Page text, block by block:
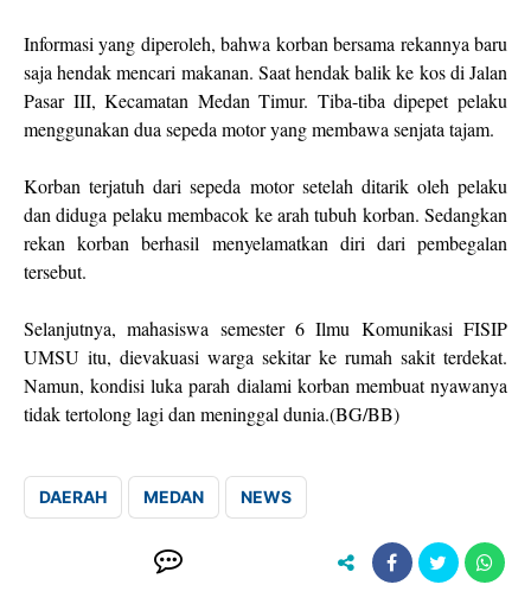
Informasi yang diperoleh, bahwa korban bersama rekannya baru
saja hendak mencari makanan. Saat hendak balik ke kos di Jalan
Pasar III, Kecamatan Medan Timur. Tiba-tiba dipepet pelaku
menggunakan dua sepeda motor yang membawa senjata tajam.
Korban terjatuh dari sepeda motor setelah ditarik oleh pelaku
dan diduga pelaku membacok ke arah tubuh korban. Sedangkan
rekan korban berhasil menyelamatkan diri dari pembegalan
tersebut.
Selanjutnya, mahasiswa semester 6 Ilmu Komunikasi FISIP
UMSU itu, dievakuasi warga sekitar ke rumah sakit terdekat.
Namun, kondisi luka parah dialami korban membuat nyawanya
tidak tertolong lagi dan meninggal dunia.(BG/BB)
DAERAH MEDAN NEWS